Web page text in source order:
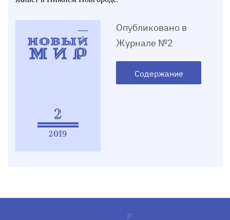
2
2019
Опубликовано в
Журнале №2
Содержание